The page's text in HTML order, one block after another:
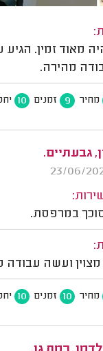
מאוד זמין.
מהירה.
מחיר 9 זמנים 10
גבעתיים.
במרפסת.
ועשה עבודה
מחיר 10 זמנים 10